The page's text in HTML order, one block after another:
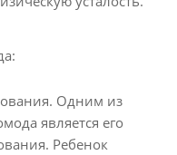
Одним из
является его
Ребенок